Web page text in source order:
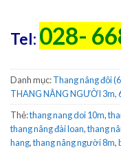
Tel: 028-
Danh mục:Thang nâng đôi
THANG NÂNG NGƯỜI 3m,
Thẻ:thang nang doi 10m,
thang nâng đài loan,thang
hang,thang nâng người 8m,